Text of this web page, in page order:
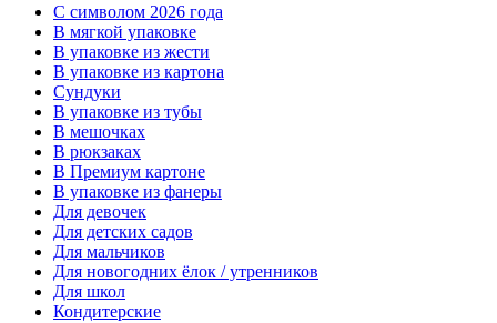
C символом 2026 года
В мягкой упаковке
В упаковке из жести
В упаковке из картона
Сундуки
В упаковке из тубы
В мешочках
В рюкзаках
В Премиум картоне
В упаковке из фанеры
Для девочек
Для детских садов
Для мальчиков
Для новогодних ёлок / утренников
Для школ
Кондитерские